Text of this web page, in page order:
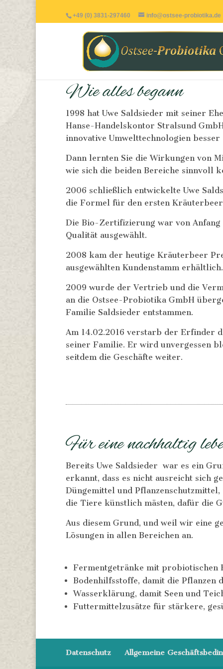
+49 (0) 3831-297460 info@ostsee-probiotika.de
Wie alles begann
1998 hat Uwe Saldsieder mit seiner
Hanse-Handelskontor Stralsund
innovative Umwelttechnologien besser
Dann lernten Sie die Wirkungen von
wie sich die beiden Bereiche sinnvoll
2006 schließlich entwickelte Uwe
die Formel für den ersten
Die Bio-Zertifizierung war von
Qualität ausgewählt.
2008 kam der heutige Kräuterbeer
ausgewählten Kundenstamm erhältlich.
2009 wurde der Vertrieb und die
an die Ostsee-Probiotika GmbH
Familie Saldsieder entstammen.
Am 14.02.2016 verstarb der Erfinder
seiner Familie. Er wird unvergessen
seitdem die Geschäfte weiter.
Für eine nachhaltig
Bereits Uwe Saldsieder war es ein
erkannt, dass es nicht ausreicht sich
Düngemittel und
die Tiere künstlich mästen, dafür die
Aus diesem Grund, und weil wir eine
Lösungen in allen Bereichen an.
Fermentgetränke mit probiotischen
Bodenhilfsstoffe, damit die Pflanzen
Wasserklärung, damit Seen und
Futtermittelzusätze für stärkere,
Datenschutz Allgemeine